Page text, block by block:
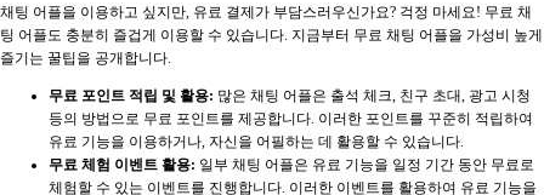
채팅 어플을 이용하고 싶지만, 유료 결제가 부담스러우신가요? 걱정 마세요! 무료 채
팅 어플도 충분히 즐겁게 이용할 수 있습니다. 지금부터 무료 채팅 어플을 가성비 높게
즐기는 꿀팁을 공개합니다.
무료 포인트 적립 및 활용: 많은 채팅 어플은 출석 체크, 친구 초대, 광고 시청
등의 방법으로 무료 포인트를 제공합니다. 이러한 포인트를 꾸준히 적립하여
유료 기능을 이용하거나, 자신을 어필하는 데 활용할 수 있습니다.
무료 체험 이벤트 활용: 일부 채팅 어플은 유료 기능을 일정 기간 동안 무료로
체험할 수 있는 이벤트를 진행합니다. 이러한 이벤트를 활용하여 유료 기능을